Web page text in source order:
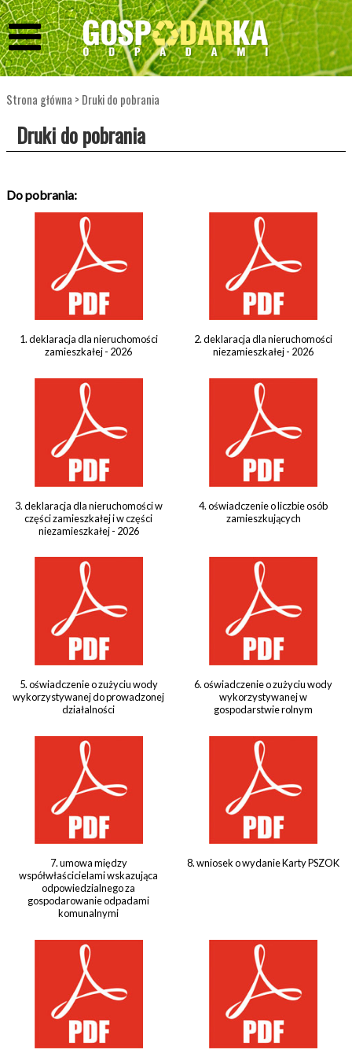
Strona główna > Druki do pobrania
Druki do pobrania
Do pobrania:
1. deklaracja dla nieruchomości
zamieszkałej - 2026
2. deklaracja dla nieruchomości
niezamieszkałej - 2026
3. deklaracja dla nieruchomości w
części zamieszkałej i w części
niezamieszkałej - 2026
4. oświadczenie o liczbie osób
zamieszkujących
5. oświadczenie o zużyciu wody
wykorzystywanej do prowadzonej
działalności
6. oświadczenie o zużyciu wody
wykorzystywanej w
gospodarstwie rolnym
7. umowa między
współwłaścicielami wskazująca
odpowiedzialnego za
gospodarowanie odpadami
komunalnymi
8. wniosek o wydanie Karty PSZOK